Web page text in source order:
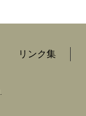
リンク集